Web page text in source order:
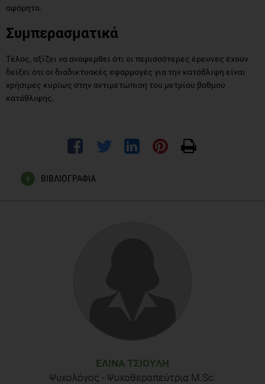
αφόρητα.
Συμπερασματικά
Τέλος, αξίζει να αναφερθεί ότι οι περισσότερες έρευνες έχουν
δείξει ότι οι διαδικτυακές εφαρμογές για την κατάθλιψη είναι
χρήσιμες κυρίως στην αντιμετώπιση του μετρίου βαθμού
κατάθλιψης.
ΒΙΒΛΙΟΓΡΑΦΙΑ
Hosp Psychiatry. 2013 Aug;35(4):332–8.
ΕΛΊΝΑ ΤΣΙΟΎΛΗ
Ψυχολόγος - Ψυχοθεραπεύτρια M.Sc.